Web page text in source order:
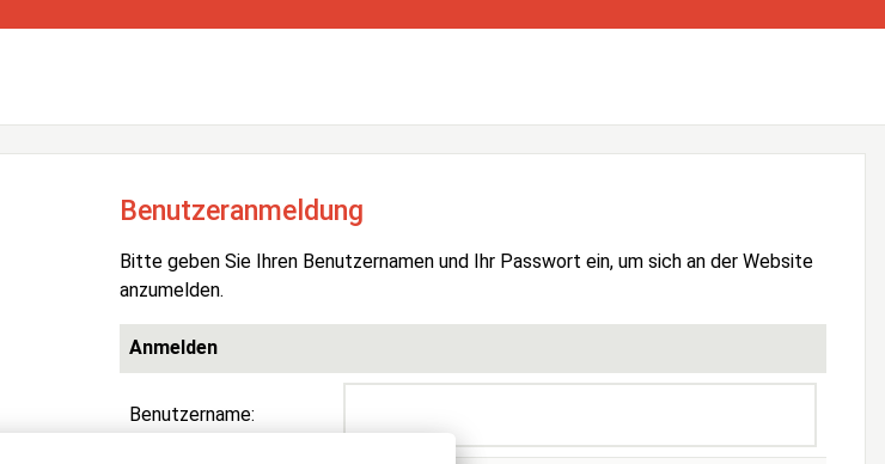
Benutzeranmeldung
Bitte geben Sie Ihren Benutzernamen und Ihr Passwort ein, um sich an der Website
anzumelden.
Anmelden
Benutzername: